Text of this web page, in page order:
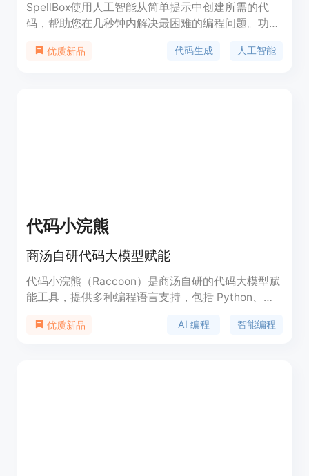
SpellBox使用人工智能从简单提示中创建所需的代
码，帮助您在几秒钟内解决最困难的编程问题。功能
优质新品 代码生成 人工智能
代码小浣熊
商汤自研代码大模型赋能
代码小浣熊（Raccoon）是商汤自研的代码大模型赋
能工具，提供多种编程语言支持，包括 Python、
插件的形式为用户提供智能编程服务，帮助用户在日
优质新品 AI 编程 智能编程